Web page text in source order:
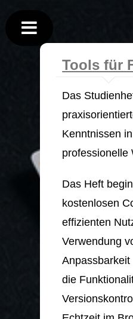
Tools für
Das
Kenntnissen
professionelle
Das Heft
kostenlosen
effizienten
Verwendung
die